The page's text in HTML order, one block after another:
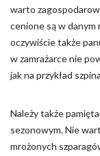
warto
cenione są w danym
oczywiście także
w zamrażarce nie
jak na przykład
Należy także
sezonowym. Nie
mrożonych